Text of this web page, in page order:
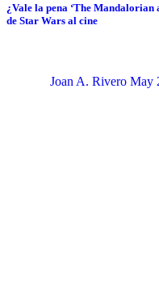
¿Vale la pena ‘The Mandalorian
de Star Wars al cine
Joan A. Rivero May